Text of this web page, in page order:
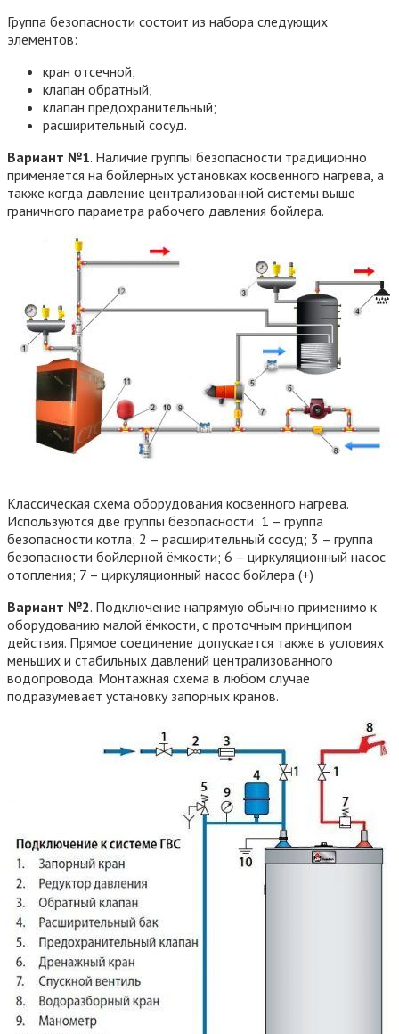
Группа безопасности состоит из набора следующих
элементов:
кран отсечной;
клапан обратный;
клапан предохранительный;
расширительный сосуд.
Вариант №1. Наличие группы безопасности традиционно
применяется на бойлерных установках косвенного нагрева, а
также когда давление централизованной системы выше
граничного параметра рабочего давления бойлера.
Классическая схема оборудования косвенного нагрева.
Используются две группы безопасности: 1 – группа
безопасности котла; 2 – расширительный сосуд; 3 – группа
безопасности бойлерной ёмкости; 6 – циркуляционный насос
отопления; 7 – циркуляционный насос бойлера (+)
Вариант №2. Подключение напрямую обычно применимо к
оборудованию малой ёмкости, с проточным принципом
действия. Прямое соединение допускается также в условиях
меньших и стабильных давлений централизованного
водопровода. Монтажная схема в любом случае
подразумевает установку запорных кранов.